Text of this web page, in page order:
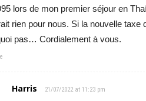
lors de mon premier séjour en
rien pour nous. Si la nouvelle
pas… Cordialement à vous.
Harris 21/07/2022 at 11:23 pm